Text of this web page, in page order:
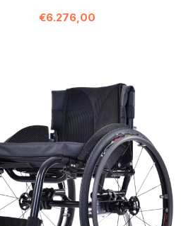
€6.276,00